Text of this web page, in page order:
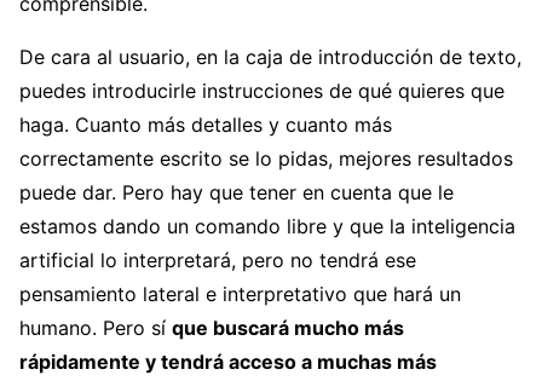
De cara al usuario, en la caja de introducción de texto,
puedes introducirle instrucciones de qué quieres que
haga. Cuanto más detalles y cuanto más
correctamente escrito se lo pidas, mejores resultados
puede dar. Pero hay que tener en cuenta que le
estamos dando un comando libre y que la inteligencia
artificial lo interpretará, pero no tendrá ese
pensamiento lateral e interpretativo que hará un
humano. Pero sí que buscará mucho más
rápidamente y tendrá acceso a muchas más